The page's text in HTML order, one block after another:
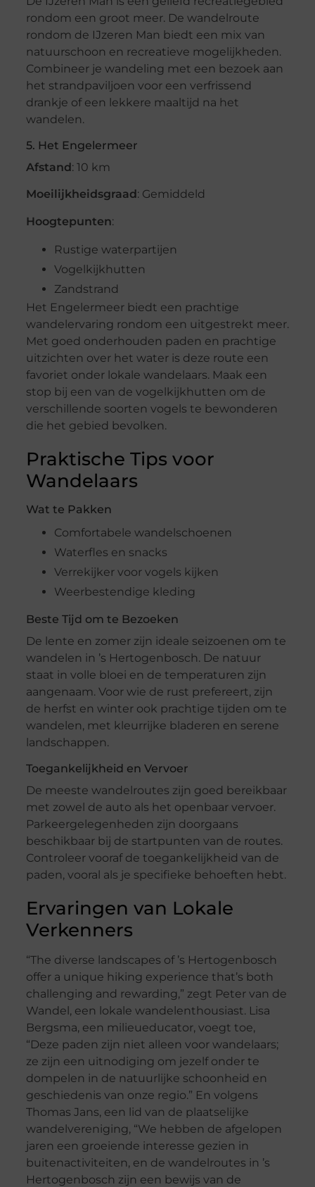
rondom een groot meer. De wandelroute
rondom de IJzeren Man biedt een mix van
natuurschoon en recreatieve mogelijkheden.
Combineer je wandeling met een bezoek aan
het strandpaviljoen voor een verfrissend
drankje of een lekkere maaltijd na het
wandelen.
5. Het Engelermeer
Afstand: 10 km
Moeilijkheidsgraad : Gemiddeld
Hoogtepunten:
Rustige waterpartijen
Vogelkijkhutten
Zandstrand
Het Engelermeer biedt een prachtige
wandelervaring rondom een uitgestrekt meer.
Met goed onderhouden paden en prachtige
uitzichten over het water is deze route een
favoriet onder lokale wandelaars. Maak een
stop bij een van de vogelkijkhutten om de
verschillende soorten vogels te bewonderen
die het gebied bevolken.
Praktische Tips voor
Wandelaars
Wat te Pakken
Comfortabele wandelschoenen
Waterfles en snacks
Verrekijker voor vogels kijken
Weerbestendige kleding
Beste Tijd om te Bezoeken
De lente en zomer zijn ideale seizoenen om te
wandelen in ’s Hertogenbosch. De natuur
staat in volle bloei en de temperaturen zijn
aangenaam. Voor wie de rust prefereert, zijn
de herfst en winter ook prachtige tijden om te
wandelen, met kleurrijke bladeren en serene
landschappen.
Toegankelijkheid en Vervoer
De meeste wandelroutes zijn goed bereikbaar
met zowel de auto als het openbaar vervoer.
Parkeergelegenheden zijn doorgaans
beschikbaar bij de startpunten van de routes.
Controleer vooraf de toegankelijkheid van de
paden, vooral als je specifieke behoeften hebt.
Ervaringen van Lokale
Verkenners
“The diverse landscapes of ’s Hertogenbosch
offer a unique hiking experience that’s both
challenging and rewarding,” zegt Peter van de
Wandel, een lokale wandelenthousiast. Lisa
Bergsma, een milieueducator, voegt toe,
“Deze paden zijn niet alleen voor wandelaars;
ze zijn een uitnodiging om jezelf onder te
dompelen in de natuurlijke schoonheid en
geschiedenis van onze regio.” En volgens
Thomas Jans, een lid van de plaatselijke
wandelvereniging, “We hebben de afgelopen
jaren een groeiende interesse gezien in
buitenactiviteiten, en de wandelroutes in ’s
Hertogenbosch zijn een bewijs van de